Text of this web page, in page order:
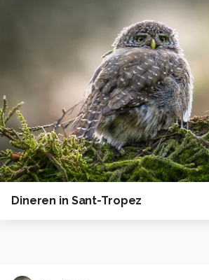
Dineren in Sant-Tropez